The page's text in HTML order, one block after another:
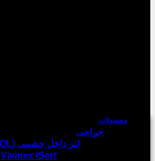
محصولات
جراحی
لنز داخل چشمی (IOL)
Vivinex iSert